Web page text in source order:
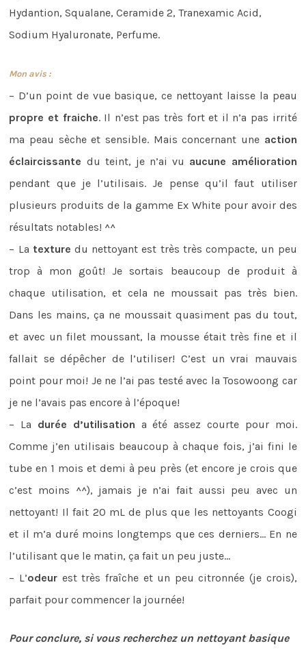
Hydantion, Squalane, Ceramide 2, Tranexamic Acid,
Sodium Hyaluronate, Perfume.
Mon avis :
– D’un point de vue basique, ce nettoyant laisse la peau
propre et fraiche. Il n’est pas très fort et il n’a pas irrité
ma peau sèche et sensible. Mais concernant une action
éclaircissante du teint, je n’ai vu aucune amélioration
pendant que je l’utilisais. Je pense qu’il faut utiliser
plusieurs produits de la gamme Ex White pour avoir des
résultats notables! ^^
– La texture du nettoyant est très très compacte, un peu
trop à mon goût! Je sortais beaucoup de produit à
chaque utilisation, et cela ne moussait pas très bien.
Dans les mains, ça ne moussait quasiment pas du tout,
et avec un filet moussant, la mousse était très fine et il
fallait se dépêcher de l’utiliser! C’est un vrai mauvais
point pour moi! Je ne l’ai pas testé avec la Tosowoong car
je ne l’avais pas encore à l’époque!
– La durée d’utilisation a été assez courte pour moi.
Comme j’en utilisais beaucoup à chaque fois, j’ai fini le
tube en 1 mois et demi à peu près (et encore je crois que
c’est moins ^^), jamais je n’ai fait aussi peu avec un
nettoyant! Il fait 20 mL de plus que les nettoyants Coogi
et il m’a duré moins longtemps que ces derniers… En ne
l’utilisant que le matin, ça fait un peu juste…
– L’odeur est très fraîche et un peu citronnée (je crois),
parfait pour commencer la journée!
Pour conclure, si vous recherchez un nettoyant basique